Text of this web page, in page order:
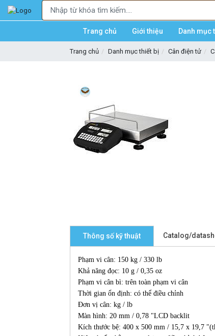
Trang chủ Giới thiệu Danh mục
Trang chủ Danh mục thiết bị Cân điện tử
Thông số kỹ thuật Catalog/
Phạm vi cân: 150 kg / 330 lb
Khả năng đọc: 10 g / 0,35 oz
Phạm vi cân bì: trên toàn phạm vi cân
Thời gian ổn định: có thể điều chỉnh
Đơn vị cân: kg / lb
Màn hình: 20 mm / 0,78 "LCD backlit
Kích thước bệ: 400 x 500 mm / 15,7 x 19,7